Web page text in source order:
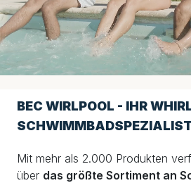
BEC WIRLPOOL - IHR
Mit mehr als 2.000 Produkten
über das größte Sortiment an